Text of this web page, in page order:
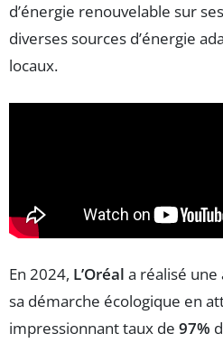
d’énergie renouvelable sur
diverses sources d’énergie
locaux.
En 2024, L’Oréal a réalisé une
sa démarche écologique en
impressionnant taux de 97%